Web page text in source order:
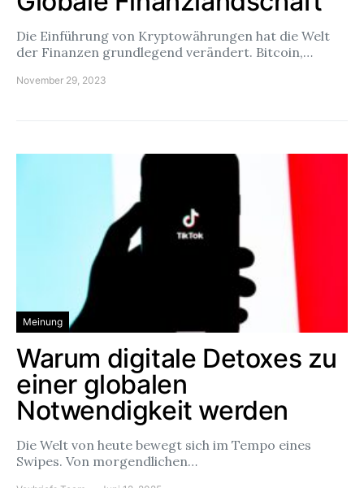
Die Einführung von Kryptowährungen hat die Welt
der Finanzen grundlegend verändert. Bitcoin,…
November 29, 2023
Meinung
Warum digitale Detoxes zu
einer globalen
Notwendigkeit werden
Die Welt von heute bewegt sich im Tempo eines
Swipes. Von morgendlichen…